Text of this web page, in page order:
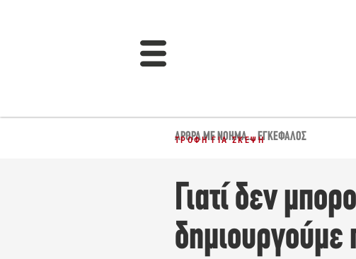
ΆΡΘΡΑ ΜΕ ΝΌΗΜΑ...,ΕΓΚΈΦΑΛΟΣ
ΤΡΟΦΉ ΓΙΑ ΣΚΈΨΗ
Γιατί δεν
δημιουργούμε